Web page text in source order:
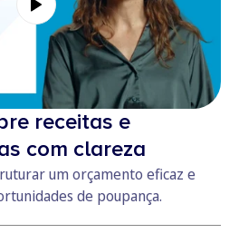
receitas e
com clareza
um orçamento eficaz e
de poupança.